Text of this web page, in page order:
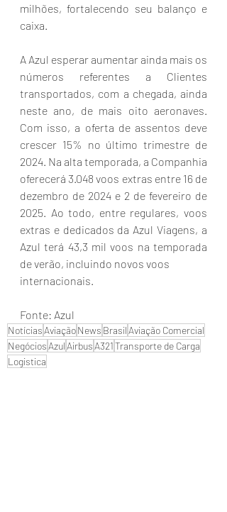
milhões, fortalecendo seu balanço e
caixa.
A Azul esperar aumentar ainda mais os
números referentes a Clientes
transportados, com a chegada, ainda
neste ano, de mais oito aeronaves.
Com isso, a oferta de assentos deve
crescer 15% no último trimestre de
2024. Na alta temporada, a Companhia
oferecerá 3.048 voos extras entre 16 de
dezembro de 2024 e 2 de fevereiro de
2025. Ao todo, entre regulares, voos
extras e dedicados da Azul Viagens, a
Azul terá 43,3 mil voos na temporada
de verão, incluindo novos voos
internacionais.
Fonte: Azul
Notícias AviaçãoNews Brasil Aviação Comercial
Negócios Azul Airbus A321Transporte de Carga
Logistica